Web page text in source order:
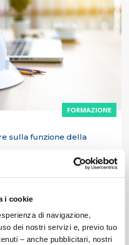
i cookie
di navigazione,
dei nostri servizi e, previo tuo
– anche pubblicitari, nostri
FORMAZIONE
sulla funzione della
gennaio la seconda edizione del
ai responsabili della